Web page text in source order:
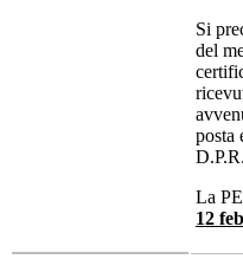
Si
del
posta
La
12